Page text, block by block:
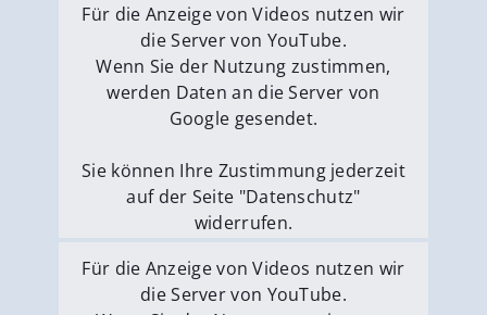
Externe Medien erlauben
Für die Anzeige von Videos nutzen wir
die Server von YouTube.
Wenn Sie der Nutzung zustimmen,
werden Daten an die Server von
Google gesendet.
Sie können Ihre Zustimmung jederzeit
auf der Seite "Datenschutz"
widerrufen.
Externe Medien erlauben
Für die Anzeige von Videos nutzen wir
die Server von YouTube.